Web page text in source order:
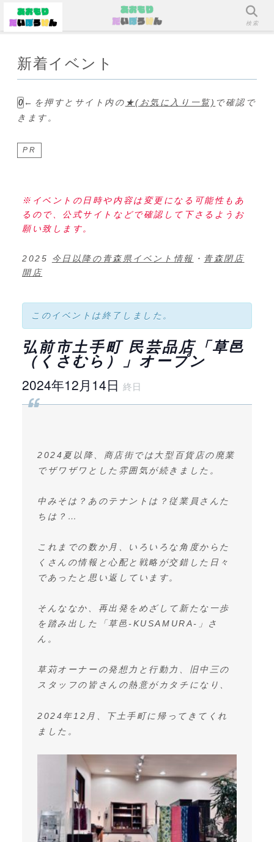
新着イベント
0 ←を押すとサイト内の ★(お気に入り一覧) で確認で
きます。
PR
※イベントの日時や内容は変更になる可能性もあ
るので、公式サイトなどで確認して下さるようお
願い致します。
2025 今日以降の青森県イベント情報 ・ 青森閉店
開店
このイベントは終了しました。
弘前市土手町 民芸品店「草邑
（くさむら）」オープン
2024年12月14日 終日
2024夏以降、商店街では大型百貨店の廃業
でザワザワとした雰囲気が続きました。
中みそは？あのテナントは？従業員さんた
ちは？…
これまでの数か月、いろいろな角度からた
くさんの情報と心配と戦略が交錯した日々
であったと思い返しています。
そんななか、再出発をめざして新たな一歩
を踏み出した「草邑-KUSAMURA-」さ
ん。
草苅オーナーの発想力と行動力、旧中三の
スタッフの皆さんの熱意がカタチになり、
2024年12月、下土手町に帰ってきてくれ
ました。
メニュー 検索